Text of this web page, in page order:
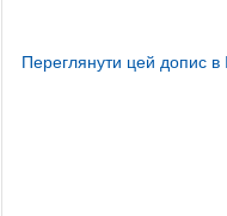
Переглянути цей допис в